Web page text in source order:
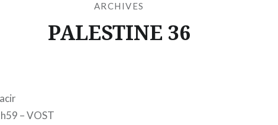
ARCHIVES
PALESTINE 36
– VOST